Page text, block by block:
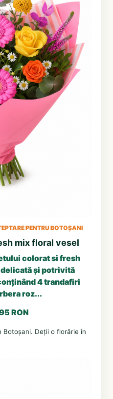
PENTRU BOTOȘANI
mix floral vesel
colorat si fresh
și potrivită
4 trandafiri
roz...
RON
Botoșani. Deții o florărie în